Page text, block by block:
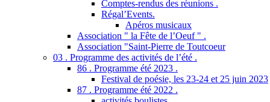
Comptes-rendus des réunions .
Régal’Events.
Apéros musicaux
Association " la Fête de l’Oeuf " .
Association "Saint-Pierre de Toutcoeur
03 . Programme des activités de l’été .
86 . Programme été 2023 .
Festival de poésie, les 23-24 et 25 juin 2023
87 . Programme été 2022 .